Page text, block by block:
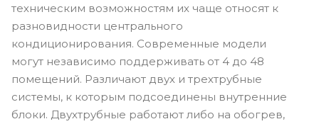
техническим возможностям их чаще относят к
разновидности центрального
кондиционирования. Современные модели
могут независимо поддерживать от 4 до 48
помещений. Различают двух и трехтрубные
системы, к которым подсоединены внутренние
блоки. Двухтрубные работают либо на обогрев,